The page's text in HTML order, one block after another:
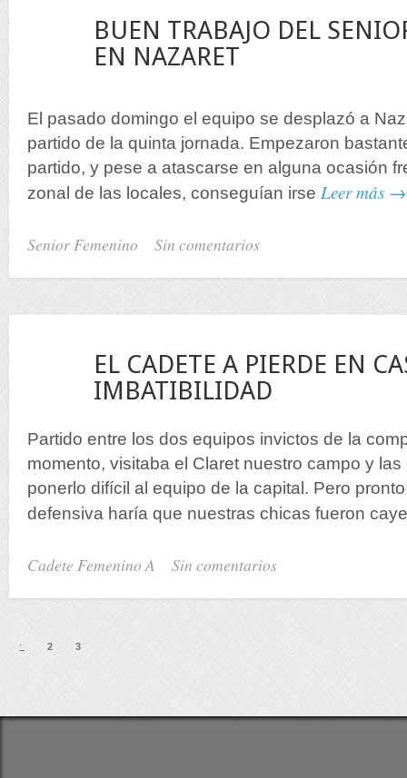
BUEN TRABAJO DEL
EN NAZARET
El pasado domingo el equipo se desplazó a
partido de la quinta jornada. Empezaron
partido, y pese a atascarse en alguna ocasión
zonal de las locales, conseguían irse Leer más →
Senior Femenino Sin comentarios
EL CADETE A PIERDE EN
IMBATIBILIDAD
Partido entre los dos equipos invictos de la
momento, visitaba el Claret nuestro campo y
ponerlo difícil al equipo de la capital. Pero
defensiva haría que nuestras chicas fueron
Cadete Femenino A Sin comentarios
1 2 3